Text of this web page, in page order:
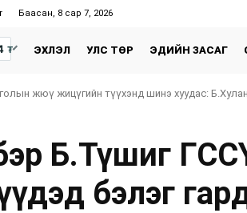
Баасан, 8 сар 7, 2026
₮ ЭХЛЭЛ УЛС ТӨР ЭДИЙН ЗАСАГ
жюү жицүгийн түүхэнд шинэ хуудас:
Б.Түшиг
бэлэг